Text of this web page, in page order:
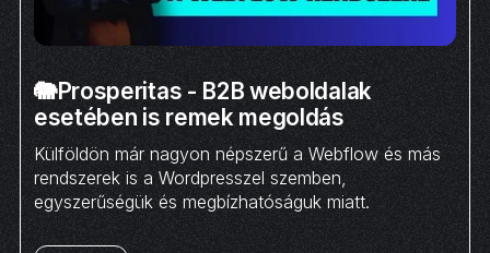
🐘Prosperitas - B2B weboldalak
esetében is remek megoldás
Külföldön már nagyon népszerű a Webflow és más
rendszerek is a Wordpresszel szemben,
egyszerűségük és megbízhatóságuk miatt.